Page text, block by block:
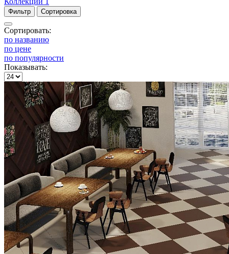
Фильтр Сортировка
Сортировать:
по названию
по цене
по популярности
Показывать: